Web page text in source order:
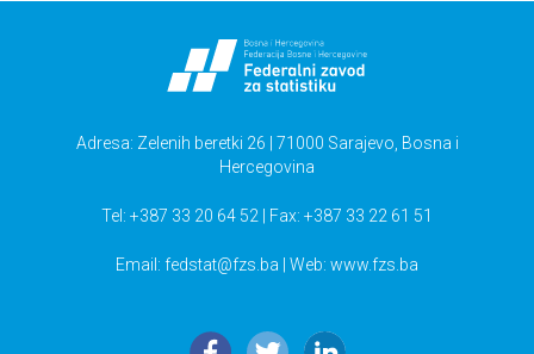
Adresa: Zelenih beretki 26 | 71000 Sarajevo, Bosna i
Hercegovina
Tel: +387 33 20 64 52 | Fax: +387 33 22 61 51
Email: fedstat@fzs.ba | Web: www.fzs.ba